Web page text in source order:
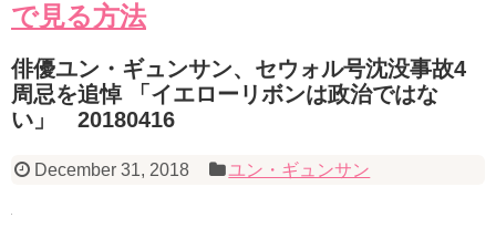
で見る方法
俳優ユン・ギュンサン、セウォル号沈没事故4
周忌を追悼 「イエローリボンは政治ではな
い」 20180416
December 31, 2018 ユン・ギュンサン